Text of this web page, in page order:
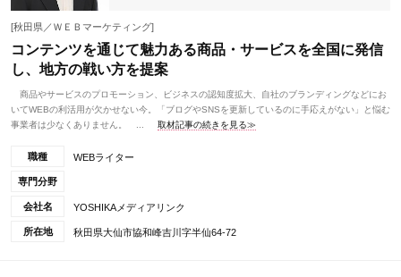
[秋田県／ＷＥＢマーケティング]
コンテンツを通じて魅力ある商品・サービスを全国に発信
し、地方の戦い方を提案
商品やサービスのプロモーション、ビジネスの認知度拡大、自社のブランディングなどにお
いてWEBの利活用が欠かせない今。「ブログやSNSを更新しているのに手応えがない」と悩む
事業者は少なくありません。 ...
取材記事の続きを見る≫
職種 WEBライター
専門分野
会社名 YOSHIKAメディアリンク
所在地 秋田県大仙市協和峰吉川字半仙64-72